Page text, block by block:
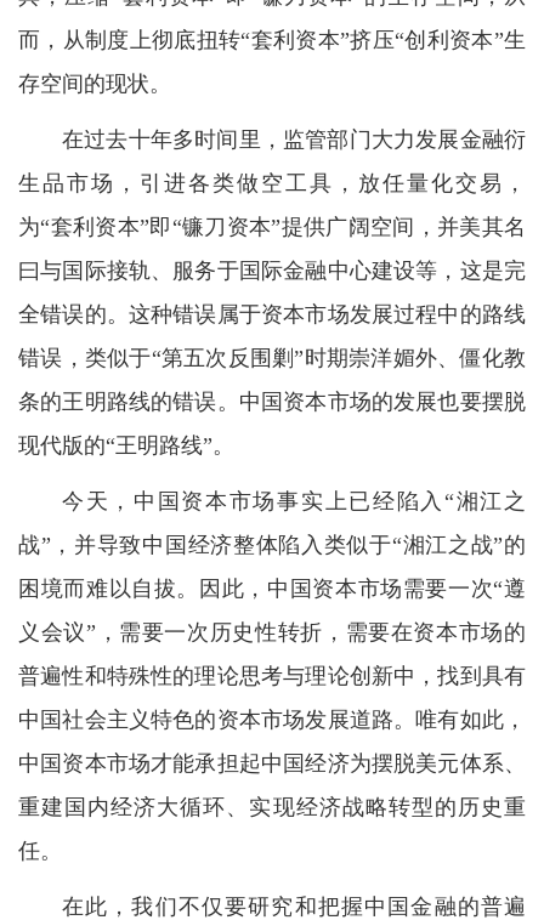
而，从制度上彻底扭转“套利资本”挤压“创利资本”生
存空间的现状。
在过去十年多时间里，监管部门大力发展金融衍
生品市场，引进各类做空工具，放任量化交易，
为“套利资本”即“镰刀资本”提供广阔空间，并美其名
曰与国际接轨、服务于国际金融中心建设等，这是完
全错误的。这种错误属于资本市场发展过程中的路线
错误，类似于“第五次反围剿”时期崇洋媚外、僵化教
条的王明路线的错误。中国资本市场的发展也要摆脱
现代版的“王明路线”。
今天，中国资本市场事实上已经陷入“湘江之
战”，并导致中国经济整体陷入类似于“湘江之战”的
困境而难以自拔。因此，中国资本市场需要一次“遵
义会议”，需要一次历史性转折，需要在资本市场的
普遍性和特殊性的理论思考与理论创新中，找到具有
中国社会主义特色的资本市场发展道路。唯有如此，
中国资本市场才能承担起中国经济为摆脱美元体系、
重建国内经济大循环、实现经济战略转型的历史重
任。
在此，我们不仅要研究和把握中国金融的普遍